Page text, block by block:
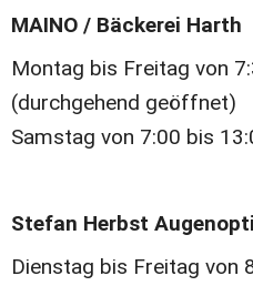
MAINO / Bäckerei Harth
Montag bis Freitag von
(durchgehend geöffnet)
Samstag von 7:00 bis
Stefan Herbst
Dienstag bis Freitag von